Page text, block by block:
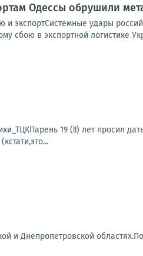
Одессы обрушили
экспортСистемные удары
сбою в экспортной логистике
19 (!!) лет просил
и Днепропетровской